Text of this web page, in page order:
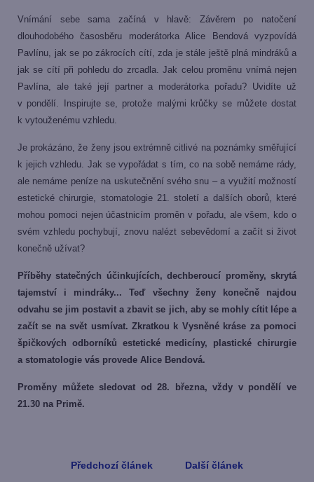
Vnímání sebe sama začíná v hlavě: Závěrem po natočení
dlouhodobého časosběru moderátorka Alice Bendová vyzpovídá
Pavlínu, jak se po zákrocích cítí, zda je stále ještě plná mindráků a
jak se cítí při pohledu do zrcadla. Jak celou proměnu vnímá nejen
Pavlína, ale také její partner a moderátorka pořadu? Uvidíte už
v pondělí. Inspirujte se, protože malými krůčky se můžete dostat
k vytouženému vzhledu.
Je prokázáno, že ženy jsou extrémně citlivé na poznámky směřující
k jejich vzhledu. Jak se vypořádat s tím, co na sobě nemáme rády,
ale nemáme peníze na uskutečnění svého snu – a využití možností
estetické chirurgie, stomatologie 21. století a dalších oborů, které
mohou pomoci nejen účastnicím proměn v pořadu, ale všem, kdo o
svém vzhledu pochybují, znovu nalézt sebevědomí a začít si život
konečně užívat?
Příběhy statečných účinkujících, dechberoucí proměny, skrytá
tajemství i mindráky... Teď všechny ženy konečně najdou
odvahu se jim postavit a zbavit se jich, aby se mohly cítit lépe a
začít se na svět usmívat. Zkratkou k Vysněné kráse za pomoci
špičkových odborníků estetické medicíny, plastické chirurgie
a stomatologie vás provede Alice Bendová.
Proměny můžete sledovat od 28. března, vždy v pondělí ve
21.30 na Primě.
Předchozí článek Další článek